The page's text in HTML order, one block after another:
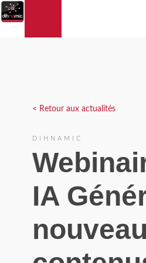
DIHNAMIC
< Retour aux actualités
DIHNAMIC
IA